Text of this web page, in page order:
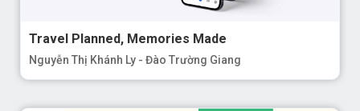
Travel Planned, Memories Made
Nguyễn Thị Khánh Ly - Đào Trường Giang